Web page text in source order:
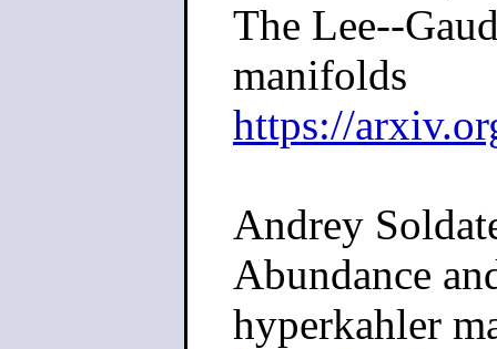
The Lee--
manifolds
https://
Andrey
Abundance
hyperkahler